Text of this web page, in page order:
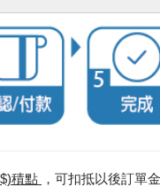
積點 ，可扣抵以後訂單